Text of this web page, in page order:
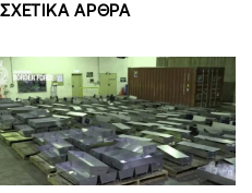
ΣΧΕΤΙΚΑ ΑΡΘΡΑ